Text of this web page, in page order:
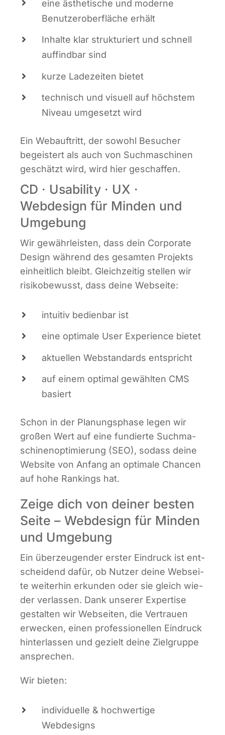
eine ästhe­ti­sche und moder­ne
Benut­zer­ober­flä­che erhält
Inhal­te klar struk­tu­riert und schnell
auf­find­bar sind
kur­ze Lade­zei­ten bietet
tech­nisch und visu­ell auf höchs­tem
Niveau umge­setzt wird
Ein Web­auf­tritt, der sowohl Besu­cher
begeis­tert als auch von Such­ma­schi­nen
geschätzt wird, wird hier geschaffen.
CD · Usability · UX ·
Webdesign für Minden und
Umgebung
Wir gewähr­leis­ten, dass dein Cor­po­ra­te
Design wäh­rend des gesam­ten Pro­jekts
ein­heit­lich bleibt. Gleich­zei­tig stel­len wir
risi­ko­be­wusst, dass dei­ne Webseite:
intui­tiv bedien­bar ist
eine opti­ma­le User Expe­ri­ence bietet
aktu­el­len Web­stan­dards entspricht
auf einem opti­mal gewähl­ten CMS
basiert
Schon in der Pla­nungs­pha­se legen wir
gro­ßen Wert auf eine fun­dier­te Such­ma­
schi­nen­op­ti­mie­rung (SEO), sodass dei­ne
Web­site von Anfang an opti­ma­le Chan­cen
auf hohe Ran­kings hat.
Zeige dich von deiner besten
Seite – Webdesign für Minden
und Umgebung
Ein über­zeu­gen­der ers­ter Ein­druck ist ent­
schei­dend dafür, ob Nut­zer dei­ne Web­sei­
te wei­ter­hin erkun­den oder sie gleich wie­
der ver­las­sen. Dank unse­rer Exper­ti­se
gestal­ten wir Web­sei­ten, die Ver­trau­en
erwe­cken, einen pro­fes­sio­nel­len Ein­druck
hin­ter­las­sen und gezielt dei­ne Ziel­grup­pe
ansprechen.
Wir bie­ten:
indi­vi­du­el­le & hoch­wer­ti­ge
Webdesigns